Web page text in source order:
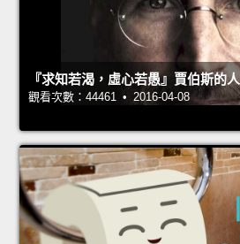
『求知若渴，虛心若愚』賈伯斯的
觀看次數：44461 • 2016-04-08